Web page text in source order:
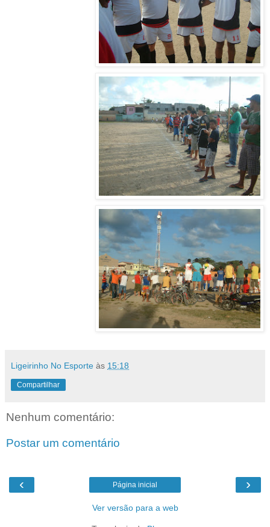
Ligeirinho No Esporte às 15:18
Compartilhar
Nenhum comentário:
Postar um comentário
‹ ›
Página inicial
Ver versão para a web